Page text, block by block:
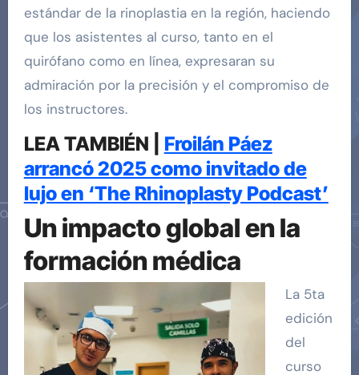
estándar de la rinoplastia en la región, haciendo
que los asistentes al curso, tanto en el
quirófano como en línea, expresaran su
admiración por la precisión y el compromiso de
los instructores.
LEA TAMBIÉN | Froilán Páez
arrancó 2025 como invitado de
lujo en ‘The Rhinoplasty Podcast’
Un impacto global en la
formación médica
La 5ta
edición
del
curso